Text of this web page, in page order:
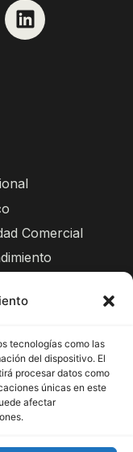
tecnologías como las
del dispositivo. El
procesar datos como
únicas en este
afectar
Comercial